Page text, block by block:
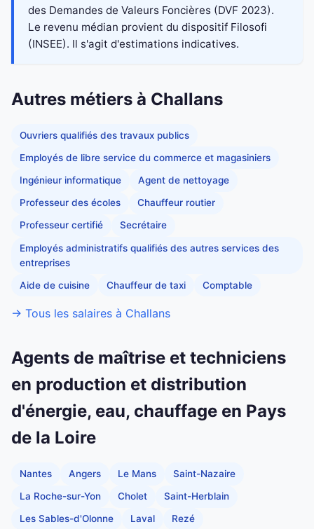
des Demandes de Valeurs Foncières (DVF 2023).
Le revenu médian provient du dispositif Filosofi
(INSEE). Il s'agit d'estimations indicatives.
Autres métiers à Challans
Ouvriers qualifiés des travaux publics
Employés de libre service du commerce et magasiniers
Ingénieur informatique Agent de nettoyage
Professeur des écoles Chauffeur routier
Professeur certifié Secrétaire
Employés administratifs qualifiés des autres services des
entreprises
Aide de cuisine Chauffeur de taxi Comptable
→ Tous les salaires à Challans
Agents de maîtrise et techniciens
en production et distribution
d'énergie, eau, chauffage en Pays
de la Loire
Nantes Angers Le Mans Saint-Nazaire
La Roche-sur-Yon Cholet Saint-Herblain
Les Sables-d'Olonne Laval Rezé